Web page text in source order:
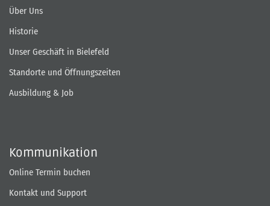
Über Uns
Historie
Unser Geschäft in Bielefeld
Standorte und Öffnungszeiten
Ausbildung & Job
Kommunikation
Online Termin buchen
Kontakt und Support